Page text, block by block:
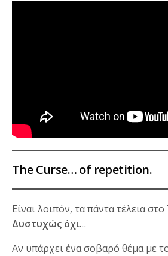
The Curse…of repetition.
Είναι λοιπόν, τα πάντα τέλεια
Δυστυχώς όχι…
Αν υπάρχει ένα σοβαρό θέμα με